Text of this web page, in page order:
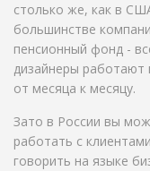
столько же, как в
большинстве
пенсионный фонд -
дизайнеры работают
от месяца к месяцу.
Зато в России вы
работать с
говорить на языке